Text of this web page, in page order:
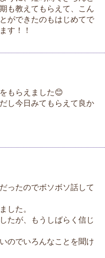
も教えてもらえて、こん
ができたのもはじめてで
す！！
もらえました😊
し今日みてもらえて良か
ったのでボソボソ話して
した。
たが、もうしばらく信じ
のでいろんなことを聞け